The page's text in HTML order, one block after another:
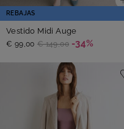
REBAJAS
Vestido Midi Auge
€ 99,00 € 149,00 -34%